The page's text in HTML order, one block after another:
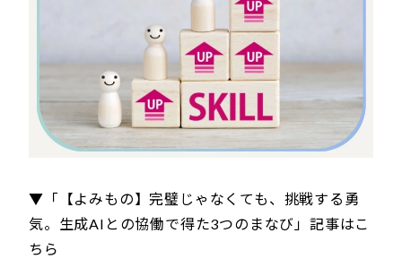
▼「【よみもの】完璧じゃなくても、挑戦する勇
気。生成AIとの協働で得た3つのまなび」記事はこ
ちら